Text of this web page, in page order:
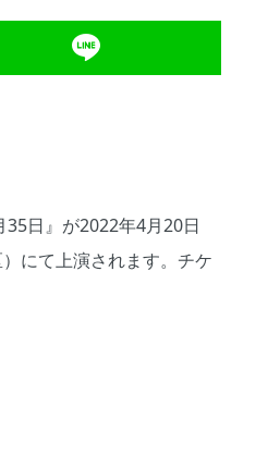
日』が2022年4月20日
にて上演されます。チケ